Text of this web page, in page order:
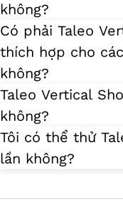
không?
Có phải Taleo
thích hợp cho
không?
Taleo Vertical
không?
Tôi có thể thử
lần không?